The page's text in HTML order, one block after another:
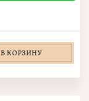
В КОРЗИНУ